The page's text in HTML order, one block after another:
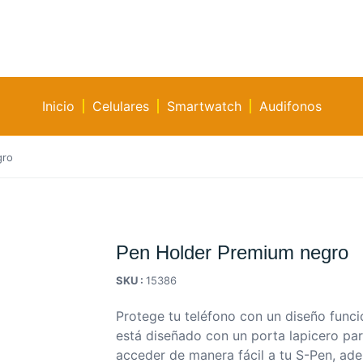
Inicio Celulares Smartwatch Audifonos
Pen Holder Premium negro
SKU :15386
Protege tu teléfono con un diseño
está diseñado con un porta lapicero
acceder de manera fácil a tu S-Pen,